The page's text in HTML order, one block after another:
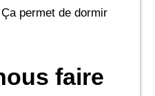
permet de dormir
faire